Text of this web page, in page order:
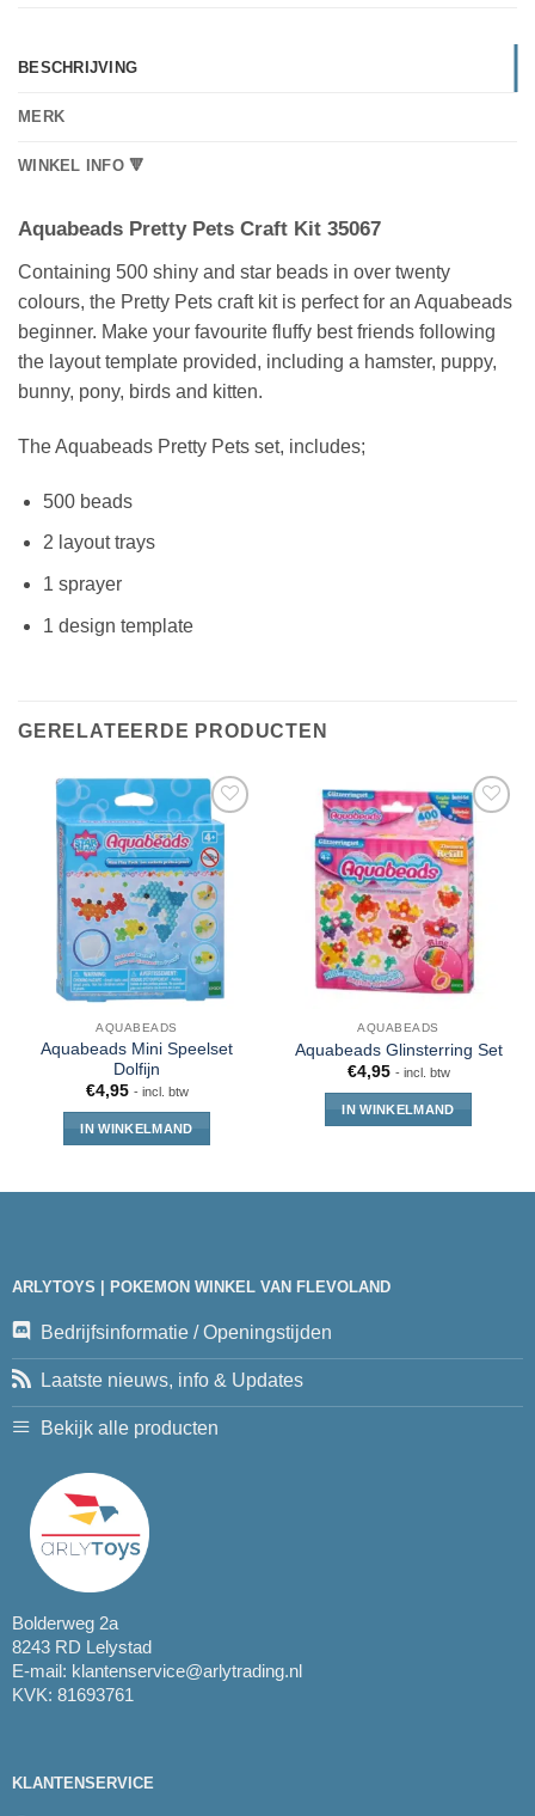
BESCHRIJVING
MERK
WINKEL INFO 🔻
Aquabeads Pretty Pets Craft Kit 35067
Containing 500 shiny and star beads in over twenty
colours, the Pretty Pets craft kit is perfect for an Aquabeads
beginner. Make your favourite fluffy best friends following
the layout template provided, including a hamster, puppy,
bunny, pony, birds and kitten.
The Aquabeads Pretty Pets set, includes;
500 beads
2 layout trays
1 sprayer
1 design template
GERELATEERDE PRODUCTEN
AQUABEADS
Aquabeads Mini Speelset
Dolfijn
€4,95 - incl. btw
IN WINKELMAND
AQUABEADS
Aquabeads Glinsterring Set
€4,95 - incl. btw
IN WINKELMAND
ARLYTOYS | POKEMON WINKEL VAN FLEVOLAND
Bedrijfsinformatie / Openingstijden
Laatste nieuws, info & Updates
Bekijk alle producten
Bolderweg 2a
8243 RD Lelystad
E-mail: klantenservice@arlytrading.nl
KVK: 81693761
KLANTENSERVICE